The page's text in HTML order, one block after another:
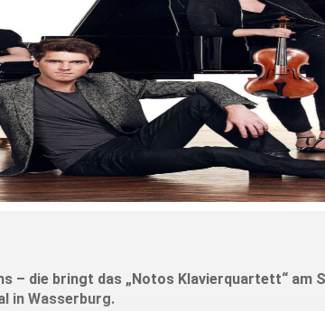
– die bringt das „Notos Klavierquartett“ am
in Wasserburg.